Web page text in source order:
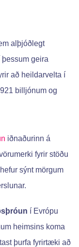
alþjóðlegt
geira
að heildarvelta í
billjónum og
iðnaðurinn á
fyrir stöðu
sýnt mörgum
í Evrópu
heimsins koma
þurfa fyrirtæki að